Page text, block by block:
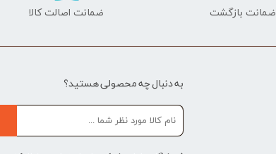
ضمانت اصالت کالا
به دنبال چه محصولی هستید؟